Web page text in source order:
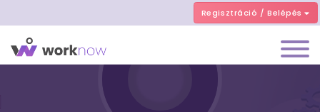
Regisztráció / Belépés